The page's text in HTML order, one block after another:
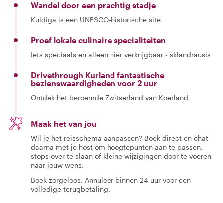
Wandel door een prachtig stadje
Kuldiga is een UNESCO-historische site
Proef lokale culinaire specialiteiten
Iets speciaals en alleen hier verkrijgbaar - sklandrausis
Drivethrough Kurland fantastische
bezienswaardigheden voor 2 uur
Ontdek het beroemde Zwitserland van Koerland
Maak het van jou
Wil je het reisschema aanpassen? Boek direct en chat
daarna met je host om hoogtepunten aan te passen,
stops over te slaan of kleine wijzigingen door te voeren
naar jouw wens.
Boek zorgeloos. Annuleer binnen 24 uur voor een
volledige terugbetaling.